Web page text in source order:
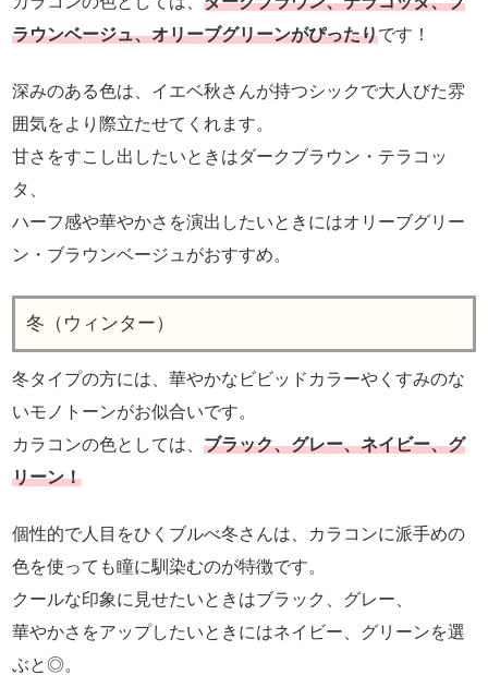
ラウンベージュ、オリーブグリーンがぴったりです！
深みのある色は、イエベ秋さんが持つシックで大人びた雰
囲気をより際立たせてくれます。
甘さをすこし出したいときはダークブラウン・テラコッ
タ、
ハーフ感や華やかさを演出したいときにはオリーブグリー
ン・ブラウンベージュがおすすめ。
冬（ウィンター）
冬タイプの方には、華やかなビビッドカラーやくすみのな
いモノトーンがお似合いです。
カラコンの色としては、 ブラック、グレー、ネイビー、グ
リーン！
個性的で人目をひくブルべ冬さんは、カラコンに派手めの
色を使っても瞳に馴染むのが特徴です。
クールな印象に見せたいときはブラック、グレー、
華やかさをアップしたいときにはネイビー、グリーンを選
ぶと◎。